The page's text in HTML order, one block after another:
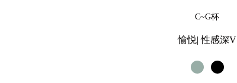
C~G杯
愉悦| 性感深V